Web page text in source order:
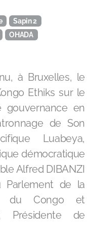
Sapin 2
OHADA
à Bruxelles, le
Ethiks sur le
en
de Son
Luabeya,
démocratique
Alfred DIBANZI
Parlement de la
du Congo et
Présidente de